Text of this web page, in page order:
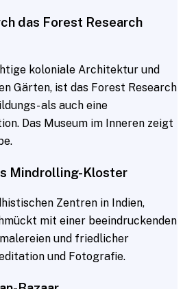
das Forest Research
koloniale Architektur und
Gärten, ist das Forest Research
als auch eine
Das Museum im Inneren zeigt
Mindrolling-Kloster
Zentren in Indien,
mit einer beeindruckenden
und friedlicher
und Fotografie.